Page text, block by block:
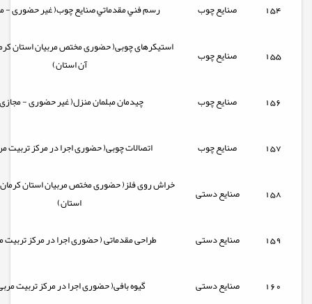
154 صنایع چوب رسم فني مقدماتي صنايع چوب( غیر حضوری -
155 صنایع چوب
استیکرهای چوبی( حضوری مختص مربیان استان
آن استان)
156 صنایع چوب چیدمان مبلمان منزل( غیر حضوری -
157 صنایع چوب اتصالات چوبی( حضوری اجرا در مرکز تربیت
158 صنایع دستی
خراش روی فلز( حضوری مختص مربیان استان کرمان
استان)
159 صنایع دستی طراحی مقدماتی ( حضوری اجرا در مرکز تربیت
160 صنایع دستی گیوه بافی( حضوری اجرا در مرکز تربیت